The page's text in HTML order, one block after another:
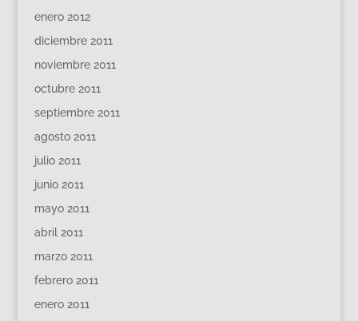
enero 2012
diciembre 2011
noviembre 2011
octubre 2011
septiembre 2011
agosto 2011
julio 2011
junio 2011
mayo 2011
abril 2011
marzo 2011
febrero 2011
enero 2011